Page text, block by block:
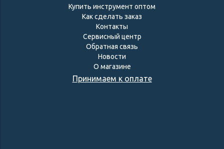
Купить инструмент оптом
Как сделать заказ
Контакты
Сервисный центр
Обратная связь
Новости
О магазине
Принимаем к оплате